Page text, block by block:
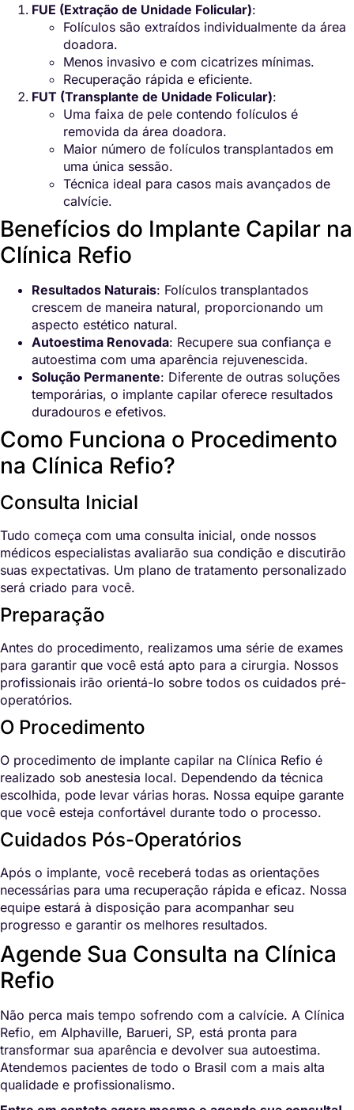
FUE (Extração de Unidade Folicular):
Folículos são extraídos individualmente da área
doadora.
Menos invasivo e com cicatrizes mínimas.
Recuperação rápida e eficiente.
FUT (Transplante de Unidade Folicular):
Uma faixa de pele contendo folículos é
removida da área doadora.
Maior número de folículos transplantados em
uma única sessão.
Técnica ideal para casos mais avançados de
calvície.
Benefícios do Implante Capilar na
Clínica Refio
Resultados Naturais: Folículos transplantados
crescem de maneira natural, proporcionando um
aspecto estético natural.
Autoestima Renovada: Recupere sua confiança e
autoestima com uma aparência rejuvenescida.
Solução Permanente: Diferente de outras soluções
temporárias, o implante capilar oferece resultados
duradouros e efetivos.
Como Funciona o Procedimento
na Clínica Refio?
Consulta Inicial
Tudo começa com uma consulta inicial, onde nossos
médicos especialistas avaliarão sua condição e discutirão
suas expectativas. Um plano de tratamento personalizado
será criado para você.
Preparação
Antes do procedimento, realizamos uma série de exames
para garantir que você está apto para a cirurgia. Nossos
profissionais irão orientá-lo sobre todos os cuidados pré-
operatórios.
O Procedimento
O procedimento de implante capilar na Clínica Refio é
realizado sob anestesia local. Dependendo da técnica
escolhida, pode levar várias horas. Nossa equipe garante
que você esteja confortável durante todo o processo.
Cuidados Pós-Operatórios
Após o implante, você receberá todas as orientações
necessárias para uma recuperação rápida e eficaz. Nossa
equipe estará à disposição para acompanhar seu
progresso e garantir os melhores resultados.
Agende Sua Consulta na Clínica
Refio
Não perca mais tempo sofrendo com a calvície. A Clínica
Refio, em Alphaville, Barueri, SP, está pronta para
transformar sua aparência e devolver sua autoestima.
Atendemos pacientes de todo o Brasil com a mais alta
qualidade e profissionalismo.